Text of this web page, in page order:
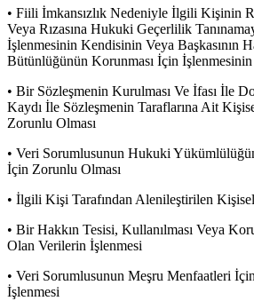
• Fiili İmkansızlık Nedeniyle İlgili Kişinin
Veya Rızasına Hukuki Geçerlilik
İşlenmesinin Kendisinin Veya Başkasının
Bütünlüğünün Korunması İçin
• Bir Sözleşmenin Kurulması Ve İfası İle
Kaydı İle Sözleşmenin Taraflarına Ait
Zorunlu Olması
• Veri Sorumlusunun Hukuki
İçin Zorunlu Olması
• İlgili Kişi Tarafından Alenileştirilen
• Bir Hakkın Tesisi, Kullanılması Veya
Olan Verilerin İşlenmesi
• Veri Sorumlusunun Meşru Menfaatleri
İşlenmesi